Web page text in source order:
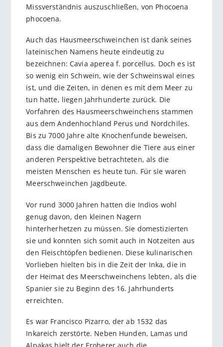
Missverständnis auszuschließen, von Phocoena
phocoena.
Auch das Hausmeerschweinchen ist dank seines
lateinischen Namens heute eindeutig zu
bezeichnen: Cavia aperea f. porcellus. Doch es ist
so wenig ein Schwein, wie der Schweinswal eines
ist, und die Zeiten, in denen es mit dem Meer zu
tun hatte, liegen Jahrhunderte zurück. Die
Vorfahren des Hausmeerschweinchens stammen
aus dem Andenhochland Perus und Nordchiles.
Bis zu 7000 Jahre alte Knochenfunde beweisen,
dass die damaligen Bewohner die Tiere aus einer
anderen Perspektive betrachteten, als die
meisten Menschen es heute tun. Für sie waren
Meerschweinchen Jagdbeute.
Vor rund 3000 Jahren hatten die Indios wohl
genug davon, den kleinen Nagern
hinterherhetzen zu müssen. Sie domestizierten
sie und konnten sich somit auch in Notzeiten aus
den Fleischtöpfen bedienen. Diese kulinarischen
Vorlieben hielten bis in die Zeit der Inka, die in
der Heimat des Meerschweinchens lebten, als die
Spanier sie zu Beginn des 16. Jahrhunderts
erreichten.
Es war Francisco Pizarro, der ab 1532 das
Inkareich zerstörte. Neben Hunden, Lamas und